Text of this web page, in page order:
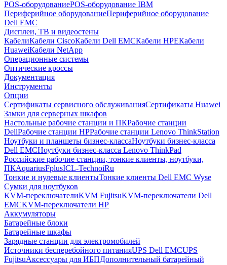
POS-оборудованиеPOS-оборудование IBM
Периферийное оборудованиеПериферийное оборудование
Dell EMC
Дисплеи, ТВ и видеостены
КабелиКабели CiscoКабели Dell EMCКабели HPEКабели
HuaweiКабели NetApp
Операционные системы
Оптические кроссы
Документация
Инструменты
Опции
Сертификаты сервисного обслуживанияСертификаты Huawei
Замки для серверных шкафов
Настольные рабочие станции и ПКРабочие станции
DellРабочие станции HPРабочие станции Lenovo ThinkStation
Ноутбуки и планшеты бизнес-классаНоутбуки бизнес-класса
Dell EMCНоутбуки бизнес-класса Lenovo ThinkPad
Российские рабочие станции, тонкие клиенты, ноутбуки,
ПКAquariusFplusICL-TechnoiRu
Тонкие и нулевые клиентыТонкие клиенты Dell EMC Wyse
Сумки для ноутбуков
KVM-переключателиKVM FujitsuKVM-переключатели Dell
EMCKVM-переключатели HP
Аккумуляторы
Батарейные блоки
Батарейные шкафы
Зарядные станции для электромобилей
Источники бесперебойного питанияUPS Dell EMCUPS
FujitsuАксессуары для ИБПДополнительный батарейный